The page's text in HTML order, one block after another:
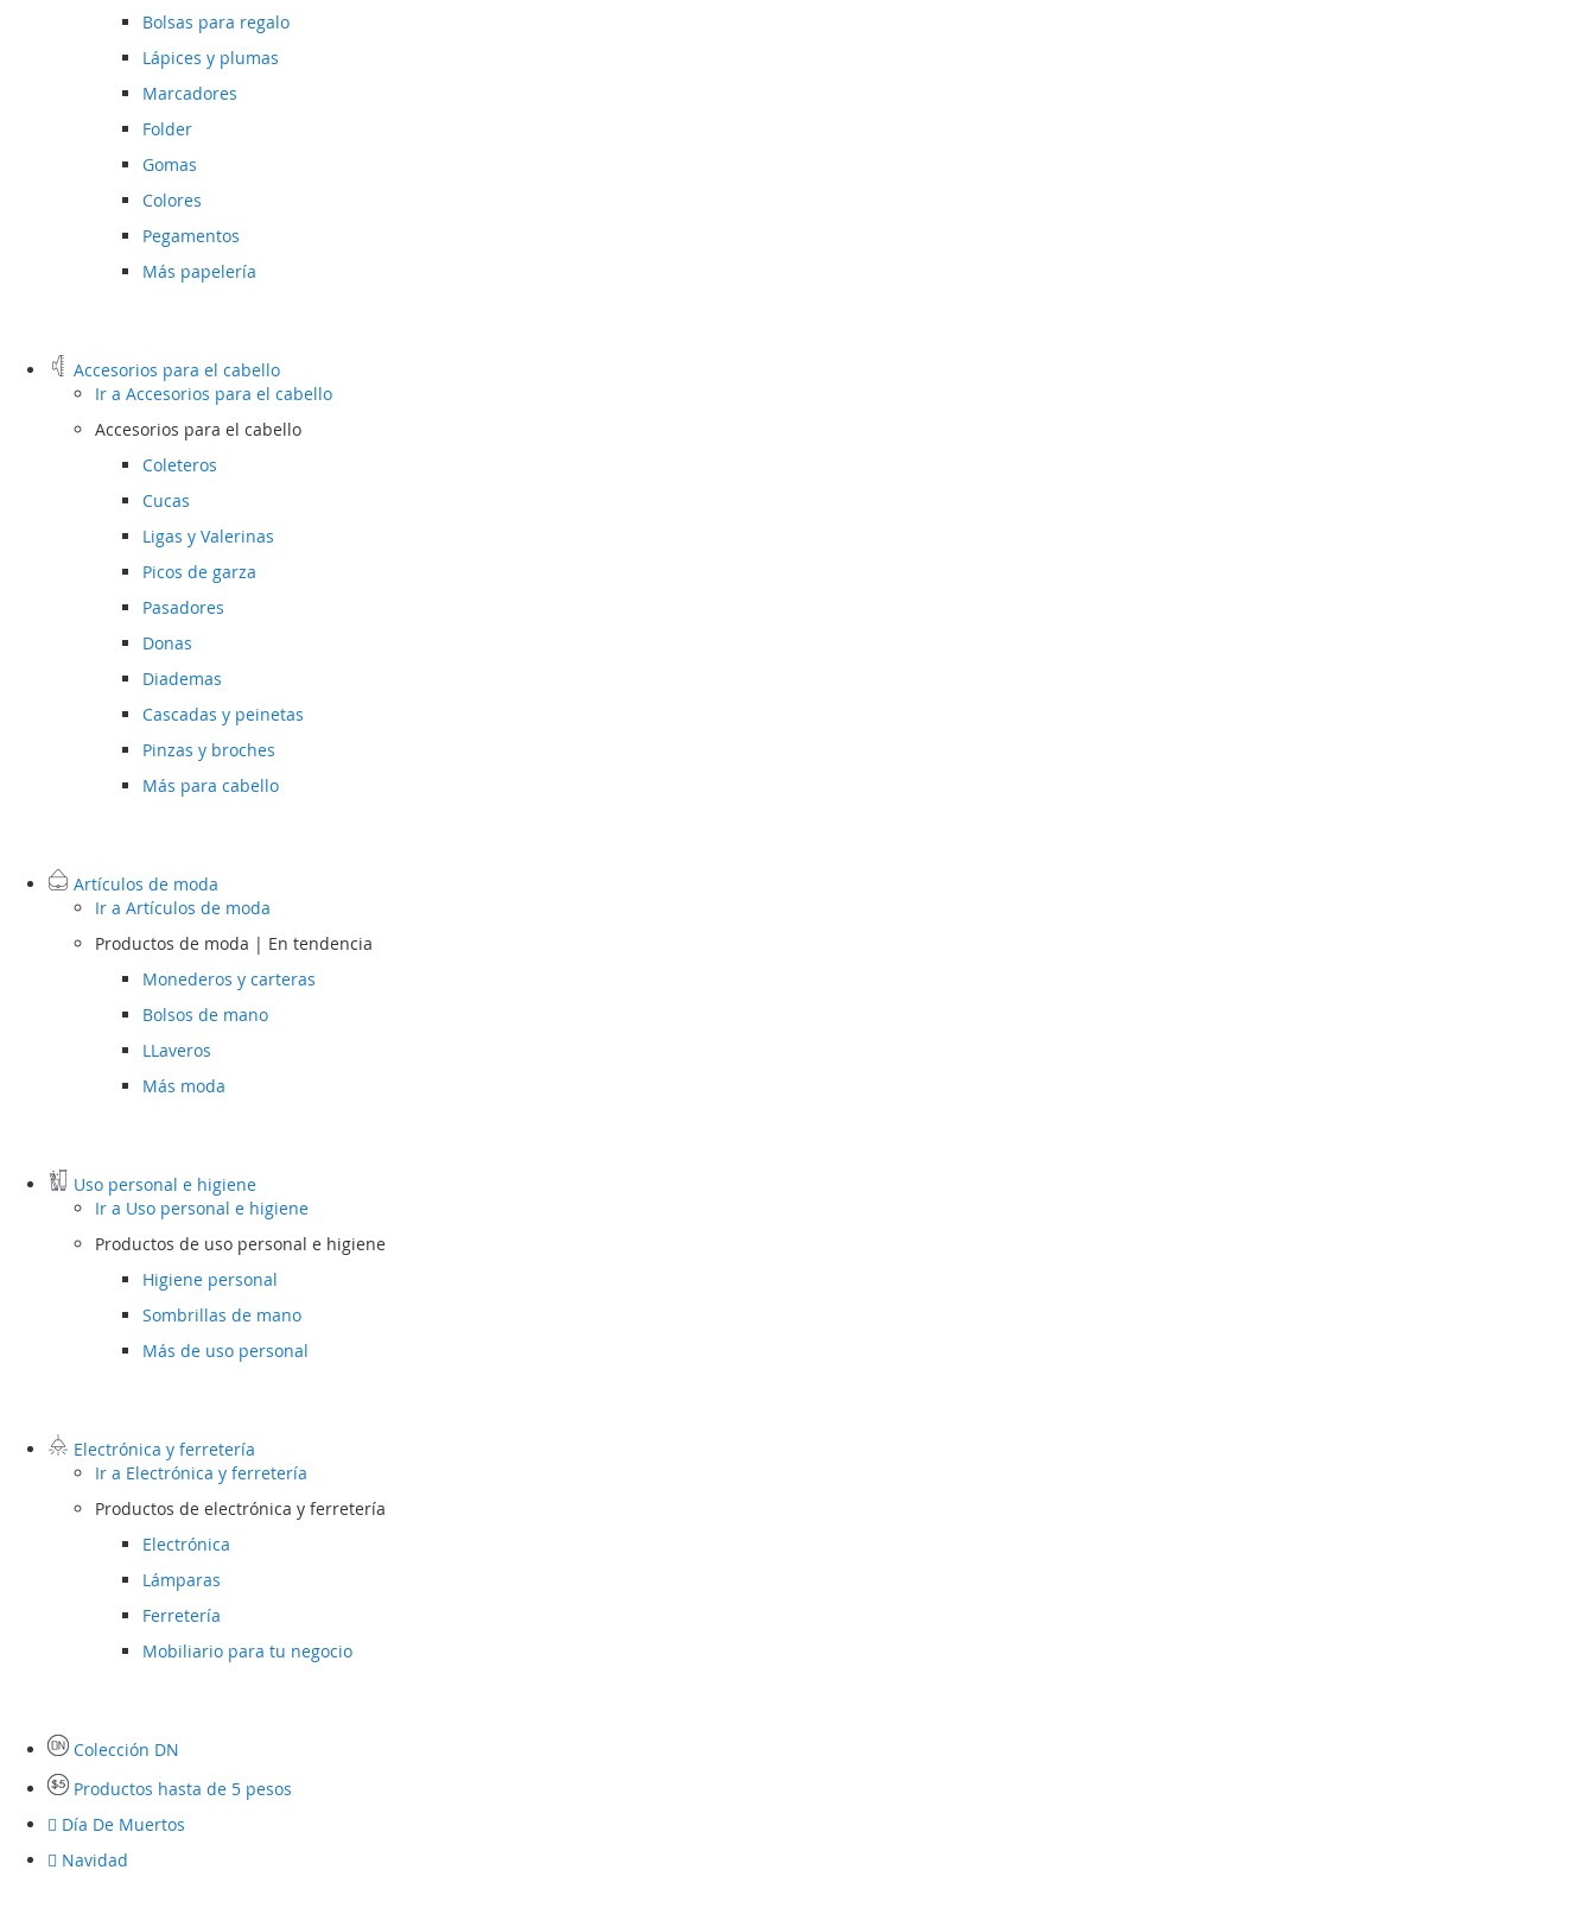
Bolsas para regalo
Lápices y plumas
Marcadores
Folder
Gomas
Colores
Pegamentos
Más papelería
Accesorios para el cabello
Ir a Accesorios para el cabello
Accesorios para el cabello
Coleteros
Cucas
Ligas y Valerinas
Picos de garza
Pasadores
Donas
Diademas
Cascadas y peinetas
Pinzas y broches
Más para cabello
Artículos de moda
Ir a Artículos de moda
Productos de moda | En tendencia
Monederos y carteras
Bolsos de mano
LLaveros
Más moda
Uso personal e higiene
Ir a Uso personal e higiene
Productos de uso personal e higiene
Higiene personal
Sombrillas de mano
Más de uso personal
Electrónica y ferretería
Ir a Electrónica y ferretería
Productos de electrónica y ferretería
Electrónica
Lámparas
Ferretería
Mobiliario para tu negocio
Colección DN
Productos hasta de 5 pesos
Día De Muertos
Navidad